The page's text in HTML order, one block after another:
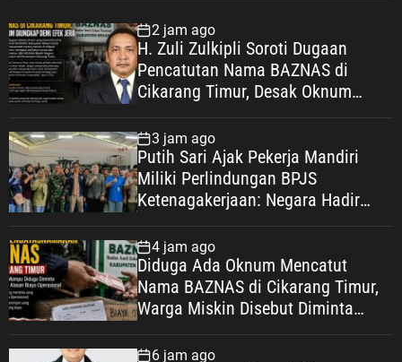
2 jam ago
H. Zuli Zulkipli Soroti Dugaan
Pencatutan Nama BAZNAS di
Cikarang Timur, Desak Oknum
3 jam ago
Putih Sari Ajak Pekerja Mandiri
Miliki Perlindungan BPJS
Ketenagakerjaan: Negara Hadir
Kesejahteraan
4 jam ago
Diduga Ada Oknum Mencatut
Nama BAZNAS di Cikarang Timur,
Warga Miskin Disebut Diminta
Operasional
6 jam ago